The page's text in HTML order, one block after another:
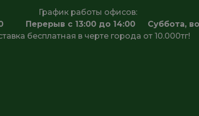
График работы офисов:
Перерыв с 13:00 до 14:00 Суббота,
бесплатная в черте города от 10.000тг!